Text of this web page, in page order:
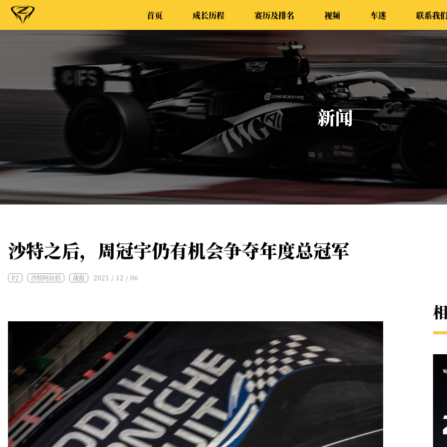
首页 成长历程 赛历及排名 视频 车迷 联系我
新闻
沙特之后，周冠宇仍有机会争夺年度总冠军
F2 沙特阿拉伯 战报 2021 / 12 / 06